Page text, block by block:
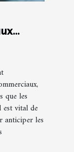
que les
est vital de
anticiper les